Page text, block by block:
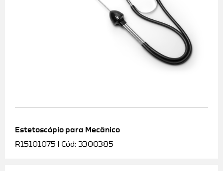
Estetoscópio para Mecânico
R15101075 | Cód: 3300385